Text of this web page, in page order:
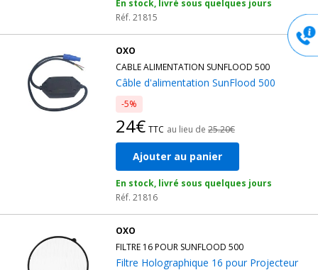
En stock, livré sous quelques jours
Réf. 21815
OXO
CABLE ALIMENTATION SUNFLOOD 500
Câble d'alimentation SunFlood 500
-5%
24€ TTC au lieu de 25.20€
Ajouter au panier
En stock, livré sous quelques jours
Réf. 21816
OXO
FILTRE 16 POUR SUNFLOOD 500
Filtre Holographique 16 pour Projecteur